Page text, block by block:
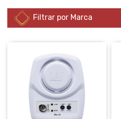
Filtrar por Marca